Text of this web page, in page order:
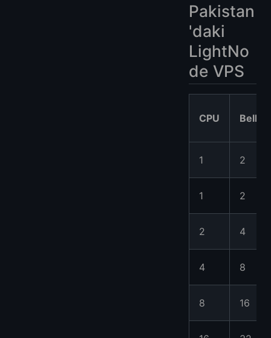
Pakistan
'daki
LightNo
de VPS
CPU Bellek
1 2
1 2
2 4
4 8
8 16